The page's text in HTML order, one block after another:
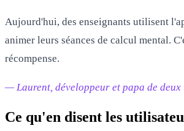
Aujourd'hui, des enseignants utilisent
animer leurs séances de calcul mental.
récompense.
— Laurent, développeur et papa de deux
Ce qu'en disent les